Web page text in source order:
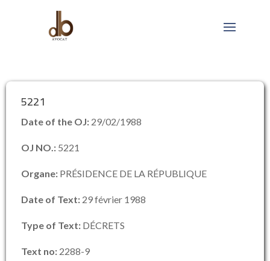
5221
Date of the OJ: 29/02/1988
OJ NO.: 5221
Organe: PRÉSIDENCE DE LA RÉPUBLIQUE
Date of Text: 29 février 1988
Type of Text: DÉCRETS
Text no: 2288-9